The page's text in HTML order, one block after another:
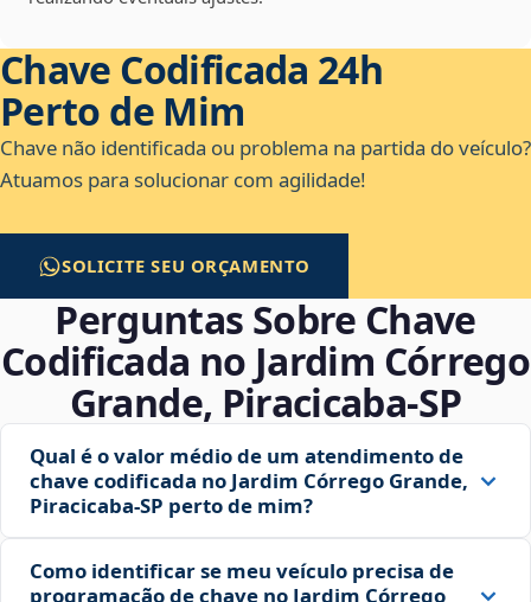
Chave Codificada 24h
Perto de Mim
Chave não identificada ou problema na partida do veículo?
Atuamos para solucionar com agilidade!
SOLICITE SEU ORÇAMENTO
Perguntas Sobre Chave
Codificada no Jardim Córrego
Grande, Piracicaba‑SP
Qual é o valor médio de um atendimento de
chave codificada no Jardim Córrego Grande,
Piracicaba‑SP perto de mim?
Como identificar se meu veículo precisa de
programação de chave no Jardim Córrego